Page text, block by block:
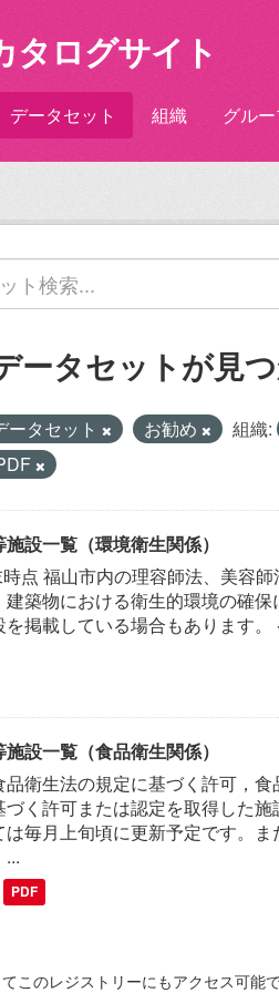
タログサイト
データセット 組織 グル
ータセットが見
ータセット お勧め 組織:
設一覧（環境衛生関係）
点 福山市内の理容師法、美容
建築物における衛生的環境の確
掲載している場合もあります
設一覧（食品衛生関係）
衛生法の規定に基づく許可，
く許可または認定を取得した
毎月上旬頃に更新予定です。
...
PDF
このレジストリーにもアクセス可能